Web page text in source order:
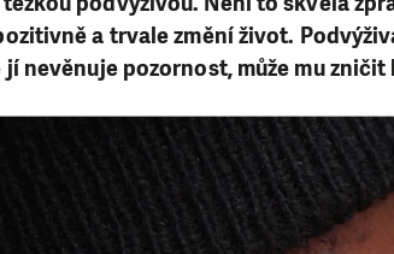
a trvale změní život.
nevěnuje pozornost, může mu